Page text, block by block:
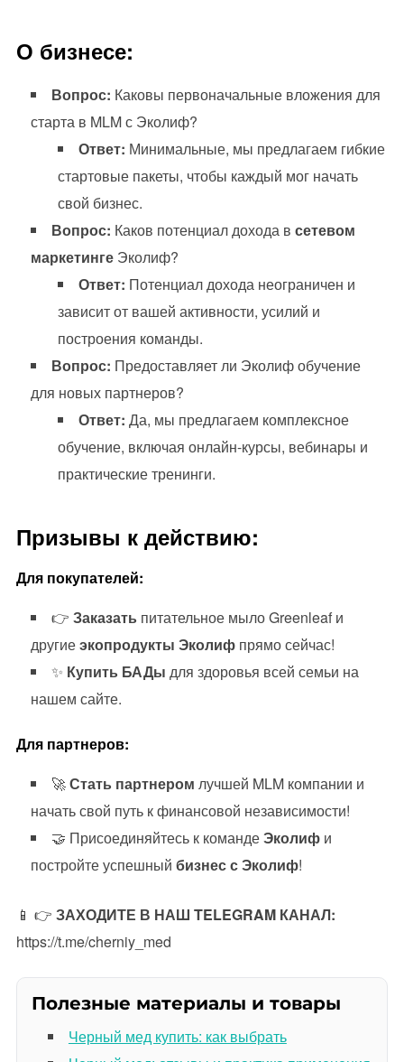
О бизнесе:
Вопрос: Каковы первоначальные вложения для
старта в MLM с Эколиф?
Ответ: Минимальные, мы предлагаем гибкие
стартовые пакеты, чтобы каждый мог начать
свой бизнес.
Вопрос: Каков потенциал дохода в сетевом
маркетингеЭколиф?
Ответ: Потенциал дохода неограничен и
зависит от вашей активности, усилий и
построения команды.
Вопрос: Предоставляет ли Эколиф обучение
для новых партнеров?
Ответ: Да, мы предлагаем комплексное
обучение, включая онлайн-курсы, вебинары и
практические тренинги.
Призывы к действию:
Для покупателей:
👉 Заказать питательное мыло Greenleaf и
другиеэкопродукты Эколифпрямо сейчас!
✨ Купить БАДы для здоровья всей семьи на
нашем сайте.
Для партнеров:
🚀Стать партнером лучшей MLM компании и
начать свой путь к финансовой независимости!
🤝 Присоединяйтесь к командеЭколифи
постройте успешный бизнес с Эколиф!
📱 👉 ЗАХОДИТЕ В НАШ TELEGRAM КАНАЛ:
https://t.me/cherniy_med
Полезные материалы и товары
Черный мед купить: как выбрать